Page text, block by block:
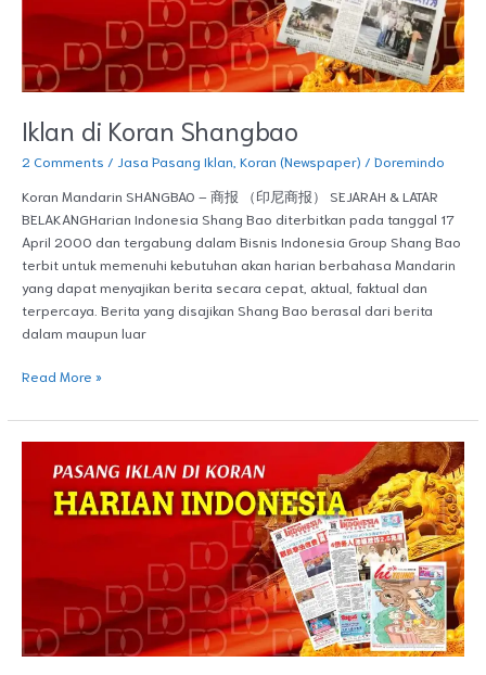
Iklan di Koran Shangbao
2 Comments / Jasa Pasang Iklan Koran (Newspaper) / Doremindo
Koran Mandarin SHANGBAO – 商报 （印尼商报） SEJARAH & LATAR
BELAKANGHarian Indonesia Shang Bao diterbitkan pada tanggal 17
April 2000 dan tergabung dalam Bisnis Indonesia Group Shang Bao
terbit untuk memenuhi kebutuhan akan harian berbahasa Mandarin
yang dapat menyajikan berita secara cepat, aktual, faktual dan
terpercaya. Berita yang disajikan Shang Bao berasal dari berita
dalam maupun luar
Read More »
Harian
Indonesia